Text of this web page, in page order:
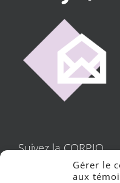
Gérer le
aux
Suivez la CORPIQ